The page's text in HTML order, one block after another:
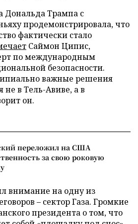
Дональда Трампа с
продемонстрировала, что
фактически стало
Саймон Ципис,
по международным
безопасности.
важные решения
не в Тель-Авиве, а в
он.
переложил на США
за свою роковую
внимание на одну из
– сектор Газа. Громкие
президента о том, что